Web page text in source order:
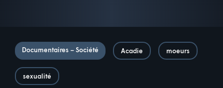
Documentaires – Société Acadie moeurs
sexualité